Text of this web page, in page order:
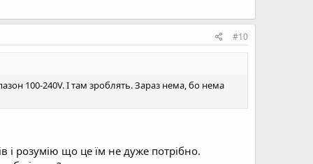
#10
100-240V. І там зроблять. Зараз нема, бо нема
і розумію що це їм не дуже потрібно.